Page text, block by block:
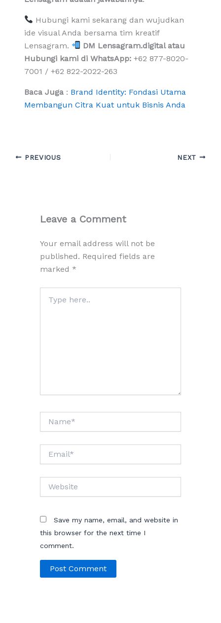
Hubungi kami sekarang dan wujudkan
ide visual Anda bersama tim kreatif
Lensagram.
DM Lensagram.digital atau
Hubungi kami di WhatsApp:+62 877-8020-
7001 / +62 822-2022-263
Baca Juga: Brand Identity: Fondasi Utama
Membangun Citra Kuat untuk Bisnis Anda
PREVIOUS NEXT
Leave a Comment
Your email address will not be
published. Required fields are
marked *
here..
Save my name, email, and website in
this browser for the next time I
comment.